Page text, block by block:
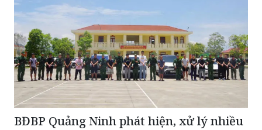
BĐBP Quảng Ninh phát hiện, xử lý nhiều